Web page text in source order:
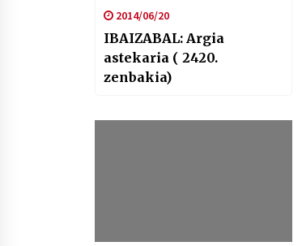
2014/06/20
IBAIZABAL: Argia
astekaria ( 2420.
zenbakia)